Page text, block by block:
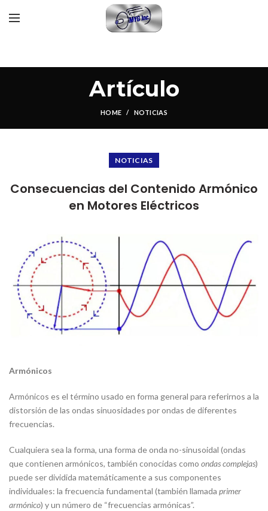
Artículo
HOME NOTICIAS
NOTICIAS
Consecuencias del Contenido Armónico
en Motores Eléctricos
Armónicos
Armónicos es el término usado en forma general para referirnos a la
distorsión de las ondas sinuosidades por ondas de diferentes
frecuencias.
Cualquiera sea la forma, una forma de onda no-sinusoidal (ondas
que contienen armónicos, también conocidas como ondas complejas)
puede ser dividida matemáticamente a sus componentes
individuales: la frecuencia fundamental (también llamada primer
armónico) y un número de “frecuencias armónicas”.